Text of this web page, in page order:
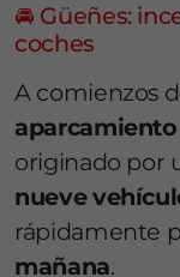
🚘 Güeñes:
coches
A comienzos
aparcamiento
originado por
nueve
rápidamente
mañana.